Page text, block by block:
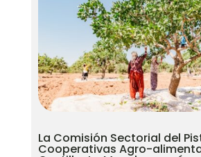
La Comisión Sectorial del
Cooperativas Agro-